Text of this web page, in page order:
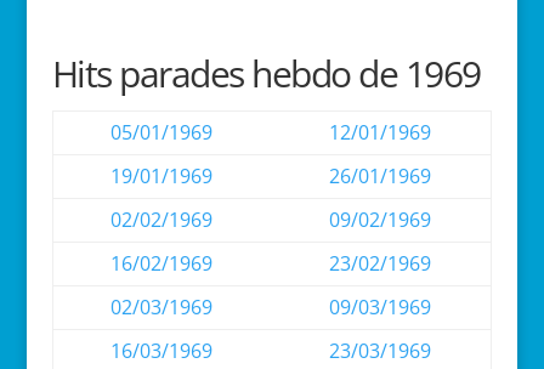
Hits parades hebdo de 1969
05/01/1969
12/01/1969
19/01/1969
26/01/1969
02/02/1969
09/02/1969
16/02/1969
23/02/1969
02/03/1969
09/03/1969
16/03/1969
23/03/1969